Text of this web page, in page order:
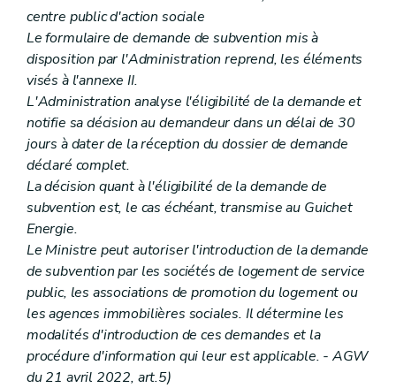
centre public d'action sociale
Le formulaire de demande de subvention mis à
disposition par l'Administration reprend, les éléments
visés à l'annexe II.
L'Administration analyse l'éligibilité de la demande et
notifie sa décision au demandeur dans un délai de 30
jours à dater de la réception du dossier de demande
déclaré complet.
La décision quant à l'éligibilité de la demande de
subvention est, le cas échéant, transmise au Guichet
Energie.
Le Ministre peut autoriser l'introduction de la demande
de subvention par les sociétés de logement de service
public, les associations de promotion du logement ou
les agences immobilières sociales. Il détermine les
modalités d'introduction de ces demandes et la
procédure d'information qui leur est applicable. - AGW
du 21 avril 2022, art.5)